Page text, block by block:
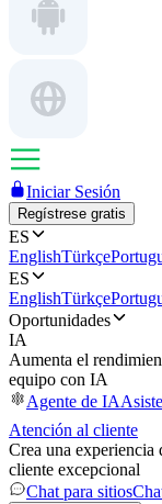
Iniciar Sesión
Regístrese gratis
ES
EnglishTürkçe
ES
EnglishTürkçe
Oportunidades
IA
Aumenta el
equipo con IA
Agente de IA
Atención al cliente
Crea una experiencia
cliente excepcional
Chat para sitios